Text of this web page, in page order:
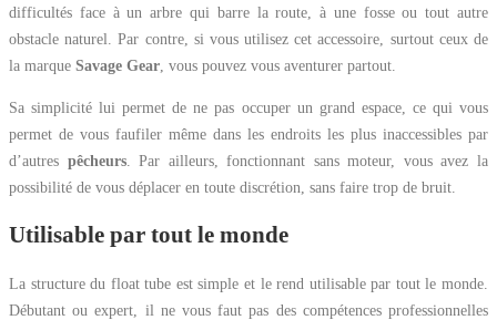
difficultés face à un arbre qui barre la route, à une fosse ou tout autre
obstacle naturel. Par contre, si vous utilisez cet accessoire, surtout ceux de
la marque Savage Gear , vous pouvez vous aventurer partout.
Sa simplicité lui permet de ne pas occuper un grand espace, ce qui vous
permet de vous faufiler même dans les endroits les plus inaccessibles par
d’autres pêcheurs. Par ailleurs, fonctionnant sans moteur, vous avez la
possibilité de vous déplacer en toute discrétion, sans faire trop de bruit.
Utilisable par tout le monde
La structure du float tube est simple et le rend utilisable par tout le monde.
Débutant ou expert, il ne vous faut pas des compétences professionnelles